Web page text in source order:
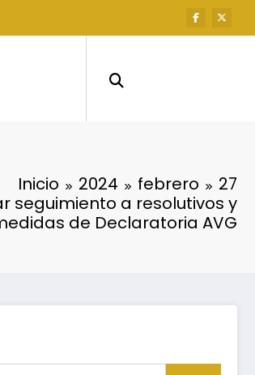
Inicio 2024 febrero
27
seguimiento a resolutivos y
de Declaratoria AVG